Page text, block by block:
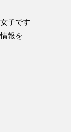
子です
報を